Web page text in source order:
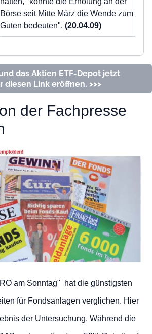
Börse seit Mitte März die Wende zum
Guten bedeuten". (20.04.09)
das Aktien ETF-Depot jetzt
Link eröffnen. >>>
der Fachpresse
am Sonntag" hat die günstigsten
für Fondsanlagen verglichen. Hier
der Untersuchung. Während die